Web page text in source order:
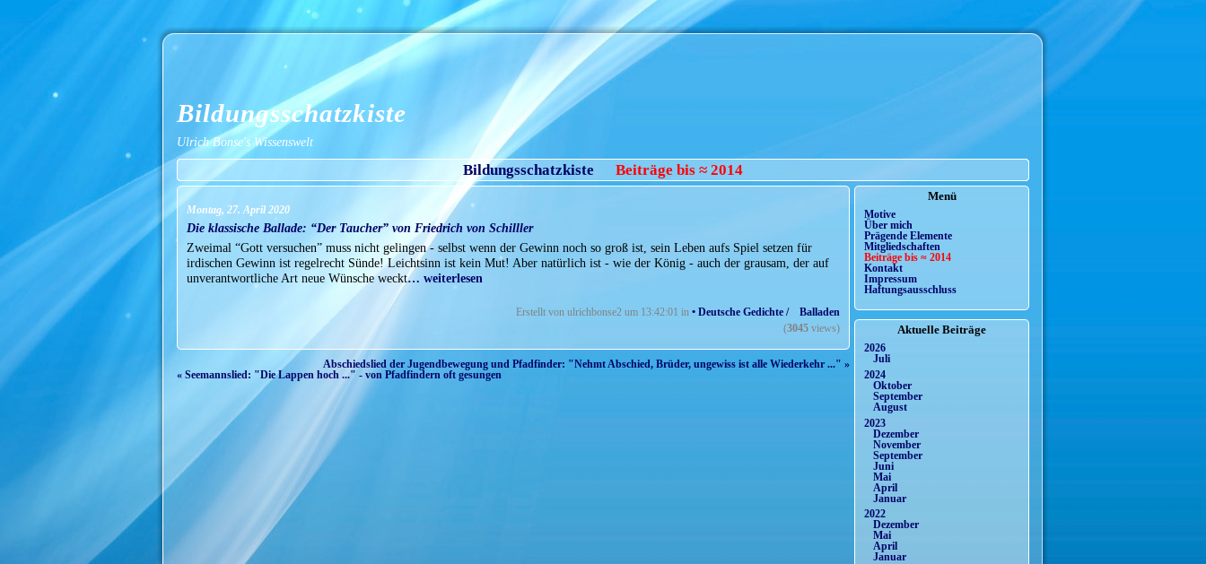
Bildungsschatzkiste
Ulrich Bonse's Wissenswelt
Bildungsschatzkiste Beiträge bis ≈ 2014
Montag, 27. April 2020
Die klassische Ballade: “Der Taucher” von Friedrich von Schilller
Zweimal “Gott versuchen” muss nicht gelingen - selbst wenn der Gewinn noch so groß ist, sein Leben aufs Spiel setzen für
irdischen Gewinn ist regelrecht Sünde! Leichtsinn ist kein Mut! Aber natürlich ist - wie der König - auch der grausam, der auf
unverantwortliche Art neue Wünsche weckt… weiterlesen
Erstellt von ulrichbonse2 um 13:42:01 in • Deutsche Gedichte / Balladen
(3045 views)
Abschiedslied der Jugendbewegung und Pfadfinder: "Nehmt Abschied, Brüder, ungewiss ist alle Wiederkehr ..." »
« Seemannslied: "Die Lappen hoch ..." - von Pfadfindern oft gesungen
Menü
Motive
Über mich
Prägende Elemente
Mitgliedschaften
Beiträge bis ≈ 2014
Kontakt
Impressum
Haftungsausschluss
Aktuelle Beiträge
2026
Juli
2024
Oktober
September
August
2023
Dezember
November
September
Juni
Mai
April
Januar
2022
Dezember
Mai
April
Januar